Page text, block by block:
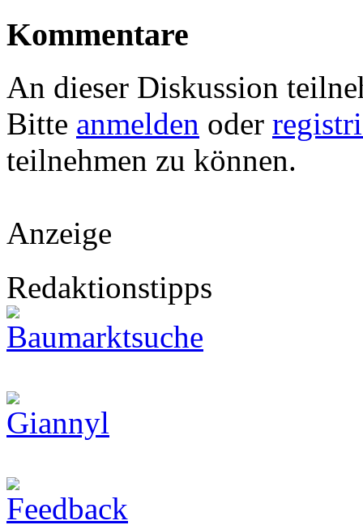
Kommentare
An dieser Diskussion
Bitte anmelden oder
teilnehmen zu können.
Anzeige
Redaktionstipps